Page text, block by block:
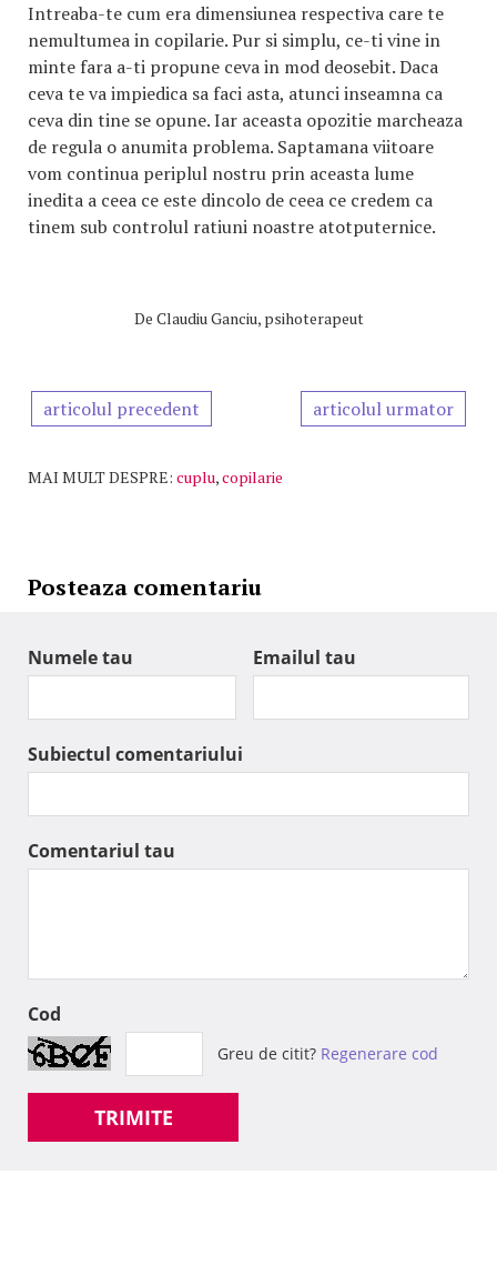
Intreaba-te cum era dimensiunea respectiva care te
nemultumea in copilarie. Pur si simplu, ce-ti vine in
minte fara a-ti propune ceva in mod deosebit. Daca
ceva te va impiedica sa faci asta, atunci inseamna ca
ceva din tine se opune. Iar aceasta opozitie marcheaza
de regula o anumita problema. Saptamana viitoare
vom continua periplul nostru prin aceasta lume
inedita a ceea ce este dincolo de ceea ce credem ca
tinem sub controlul ratiuni noastre atotputernice.
De Claudiu Ganciu, psihoterapeut
articolul precedent articolul urmator
MAI MULT DESPRE: cuplu,copilarie
Posteaza comentariu
Numele tau Emailul tau
Subiectul comentariului
Comentariul tau
Cod
Greu de citit? Regenerare cod
TRIMITE